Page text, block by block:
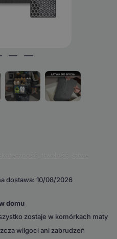
skuteczność
łatwe
dostawa: 10/08/2026
domu
zostaje w komórkach maty
wilgoci ani zabrudzeń